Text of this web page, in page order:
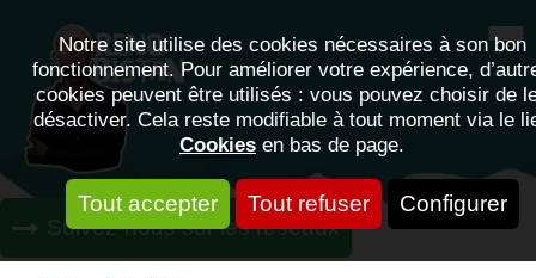
Notre site utilise des cookies nécessaires à son bon
fonctionnement. Pour améliorer votre expérience,
cookies peuvent être utilisés : vous pouvez choisir de
désactiver. Cela reste modifiable à tout moment via le
Cookies en bas de page.
Tout accepter Tout refuser
Configurer
Suivez-nous sur les réseaux